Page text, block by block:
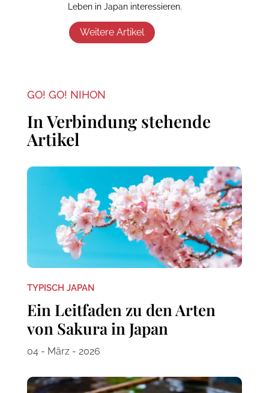
Leben in Japan interessieren.
Weitere Artikel
GO! GO! NIHON
In Verbindung stehende
Artikel
TYPISCH JAPAN
Ein Leitfaden zu den Arten
von Sakura in Japan
04 - März - 2026